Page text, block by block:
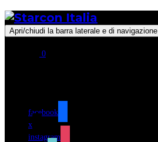
Apri/chiudi la barra laterale e di navigazione
0
facebook
x
instagram